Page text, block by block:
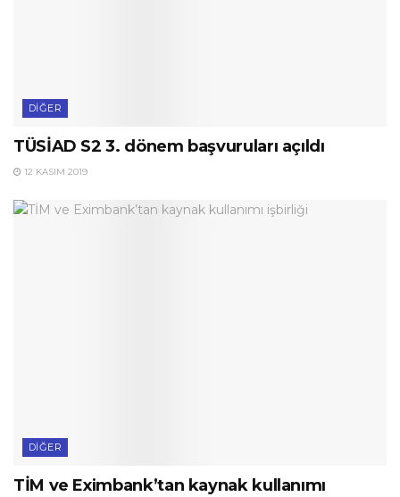
DIĞER
TÜSİAD S2 3. dönem başvuruları açıldı
12 KASIM 2019
DIĞER
TİM ve Eximbank’tan kaynak kullanımı